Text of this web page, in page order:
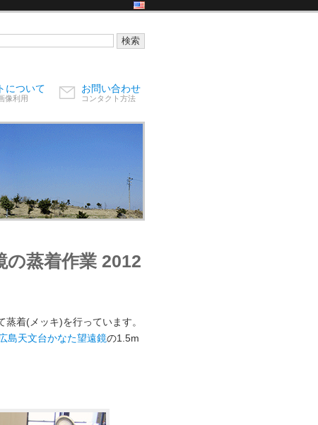
について
像利用
お問い合わせ
コンタクト方法
の蒸着作業 2012
着(メッキ)を行っています。
島天文台かなた望遠鏡の1.5m